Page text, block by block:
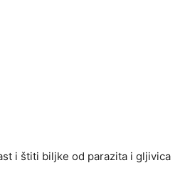
i štiti biljke od parazita i gljivica